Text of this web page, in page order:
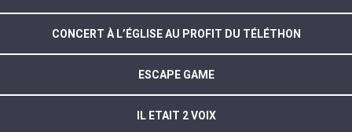
CONCERT À L’ÉGLISE AU PROFIT DU TÉLÉTHON
ESCAPE GAME
IL ETAIT 2 VOIX